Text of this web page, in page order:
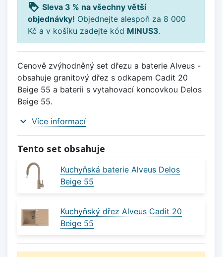
loyalty Sleva 3 % na všechny větší
objednávky! Objednejte alespoň za 8 000
Kč a v košíku zadejte kód MINUS3.
Cenově zvýhodněný set dřezu a baterie Alveus -
obsahuje granitový dřez s odkapem Cadit 20
Beige 55 a baterii s vytahovací koncovkou Delos
Beige 55.
expand_more Více informací
Tento set obsahuje
Kuchyňská baterie Alveus Delos
Beige 55
Kuchyňský dřez Alveus Cadit 20
Beige 55